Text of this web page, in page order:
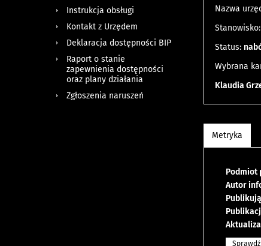
Nazwa
Status:
Wybrana
Klaudia
Metryka
Podmiot
Autor
Instrukcja obsługi
Kontakt z Urzędem
Deklaracja dostępności BIP
Raport o stanie
zapewnienia dostępności
oraz plany działania
Zgłoszenia naruszeń